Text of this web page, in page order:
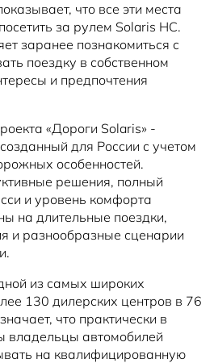
что все эти места
за рулем Solaris HC.
заранее познакомиться с
поездку в собственном
и предпочтения
«Дороги Solaris» -
для России с учетом
особенностей.
решения, полный
и уровень комфорта
на длительные поездки,
и разнообразные сценарии
из самых широких
130 дилерских центров в 76
что практически в
владельцы автомобилей
на квалифицированную